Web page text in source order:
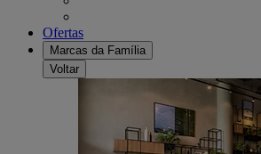
Ofertas
Marcas da Família
Voltar